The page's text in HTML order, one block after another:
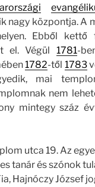
nagy központja. A
Ebből
el. Végül 1781-
1782-től 1783
mai
nem
mintegy száz
utca 19. Az
tanár és szónok
Hajnóczy József